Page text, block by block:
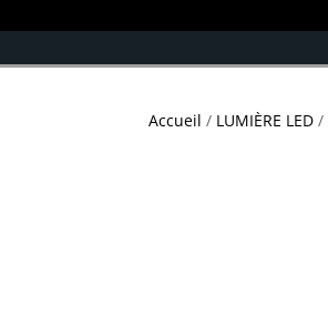
Accueil / LUMIÈRE LED /